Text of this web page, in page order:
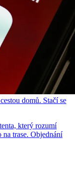
domů. Stačí se
který rozumí
trase. Objednání